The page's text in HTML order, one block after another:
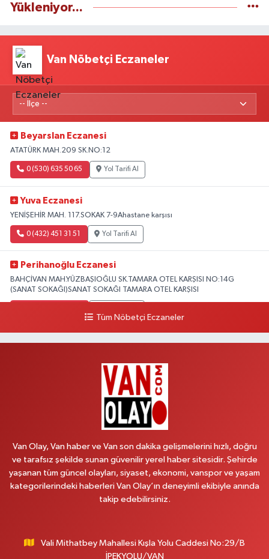
Yükleniyor...
Van Nöbetçi Eczaneler
Beyarslan Eczanesi
ATATÜRK MAH.209 SK.NO:12
0 (530) 635 50 65 Yol Tarifi Al
Yuva Eczanesi
YENİŞEHİR MAH. 117.SOKAK 7-9Ahastane karşısı
0 (432) 451 31 51 Yol Tarifi Al
Perihanoğlu Eczanesi
BAHÇİVAN MAH.YÜZBAŞIOĞLU SK.TAMARA OTEL KARŞISI NO:14G
(SANAT SOKAĞI)SANAT SOKAĞI TAMARA OTEL KARŞISI
Yol Tarifi Al
BEYAZIT MAH.ZEYLAN CADDESİ OKYANUS GİYİM YANI NO:1
Afşar Eczanesi
Kazım Karabekir cad.Eski Araştırma Hastanesi karşısı (kent park karşısı )
Gürpınar Eczanesi
Tüm Nöbetçi Eczaneler
Van Olay, Van haber ve Van son dakika gelişmelerini hızlı, doğru
ve tarafsız şekilde sunan güvenilir yerel haber sitesidir. Şehirde
yaşanan tüm güncel olayları, siyaset, ekonomi, vanspor ve yaşam
kategorilerindeki haberleri Van Olay’ın deneyimli ekibiyle anında
takip edebilirsiniz.
Vali Mithatbey Mahallesi Kışla Yolu Caddesi No:29/B
İPEKYOLU/VAN